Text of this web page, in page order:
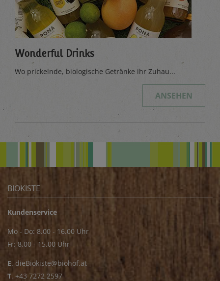
Wonderful Drinks
Wo prickelnde, biologische Getränke ihr Zuhau...
ANSEHEN
BIOKISTE
Kundenservice
Mo - Do: 8.00 - 16.00 Uhr
Fr: 8.00 - 15.00 Uhr
E. dieBiokiste@biohof.at
T. +43 7272 2597